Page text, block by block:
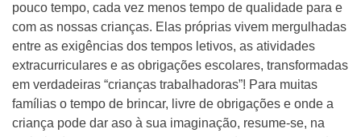
pouco tempo, cada vez menos tempo de qualidade para e
com as nossas crianças. Elas próprias vivem mergulhadas
entre as exigências dos tempos letivos, as atividades
extracurriculares e as obrigações escolares, transformadas
em verdadeiras “crianças trabalhadoras”! Para muitas
famílias o tempo de brincar, livre de obrigações e onde a
criança pode dar aso à sua imaginação, resume-se, na